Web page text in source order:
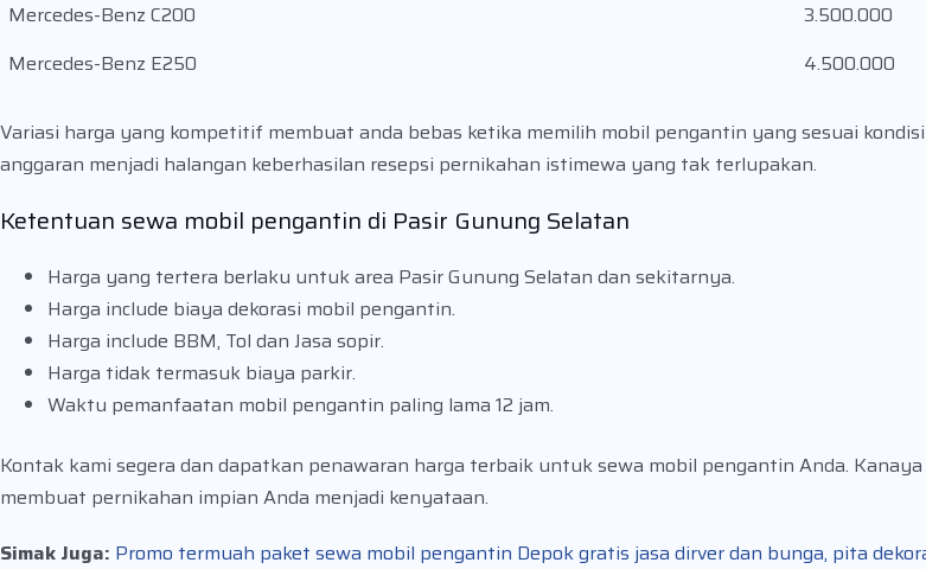
Mercedes-Benz C200
3.500.000
Mercedes-Benz E250
4.500.000
Variasi harga yang kompetitif membuat anda bebas ketika memilih mobil pengantin yang sesuai
anggaran menjadi halangan keberhasilan resepsi pernikahan istimewa yang tak terlupakan.
Ketentuan sewa mobil pengantin di Pasir Gunung Selatan
Harga yang tertera berlaku untuk area Pasir Gunung Selatan dan sekitarnya.
Harga include biaya dekorasi mobil pengantin.
Harga include BBM, Tol dan Jasa sopir.
Harga tidak termasuk biaya parkir.
Waktu pemanfaatan mobil pengantin paling lama 12 jam.
Kontak kami segera dan dapatkan penawaran harga terbaik untuk sewa mobil pengantin Anda.
membuat pernikahan impian Anda menjadi kenyataan.
Simak Juga: Promo termuah paket sewa mobil pengantin Depok gratis jasa dirver dan bunga, pita